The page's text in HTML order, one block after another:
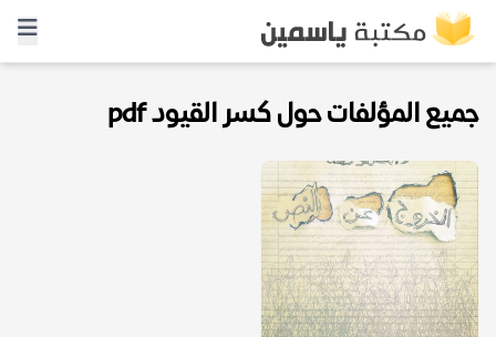
جميع المؤلفات حول كسر القيود pdf